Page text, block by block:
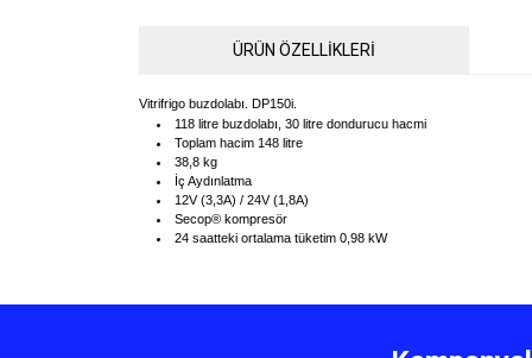
ÜRÜN ÖZELLİKLERİ
Vitrifrigo buzdolabı. DP150i.
118 litre buzdolabı, 30 litre dondurucu hacmi
Toplam hacim 148 litre
38,8 kg
İç Aydınlatma
12V (3,3A) / 24V (1,8A)
Secop® kompresör
24 saatteki ortalama tüketim 0,98 kW